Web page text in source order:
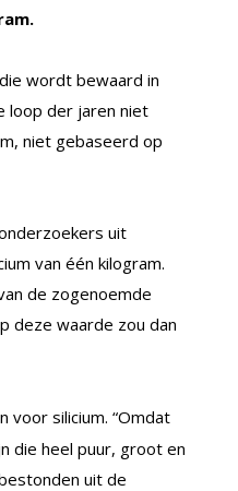
wordt bewaard in
loop der jaren niet
niet gebaseerd op
uit
van één kilogram.
de zogenoemde
deze waarde zou dan
voor silicium. “Omdat
die heel puur, groot en
uit de